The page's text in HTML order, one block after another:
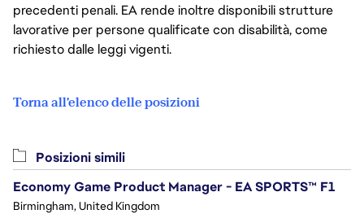
precedenti penali. EA rende inoltre disponibili strutture
lavorative per persone qualificate con disabilità, come
richiesto dalle leggi vigenti.
Torna all'elenco delle posizioni
Posizioni simili
Economy Game Product Manager - EA SPORTS™ F1
Birmingham, United Kingdom